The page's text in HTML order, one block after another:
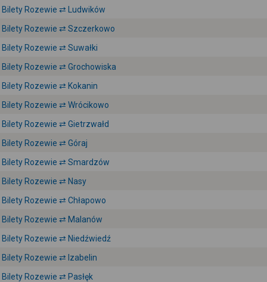
Bilety Rozewie ⇄ Ludwików
Bilety Rozewie ⇄ Szczerkowo
Bilety Rozewie ⇄ Suwałki
Bilety Rozewie ⇄ Grochowiska
Bilety Rozewie ⇄ Kokanin
Bilety Rozewie ⇄ Wrócikowo
Bilety Rozewie ⇄ Gietrzwałd
Bilety Rozewie ⇄ Góraj
Bilety Rozewie ⇄ Smardzów
Bilety Rozewie ⇄ Nasy
Bilety Rozewie ⇄ Chłapowo
Bilety Rozewie ⇄ Malanów
Bilety Rozewie ⇄ Niedźwiedź
Bilety Rozewie ⇄ Izabelin
Bilety Rozewie ⇄ Pasłęk